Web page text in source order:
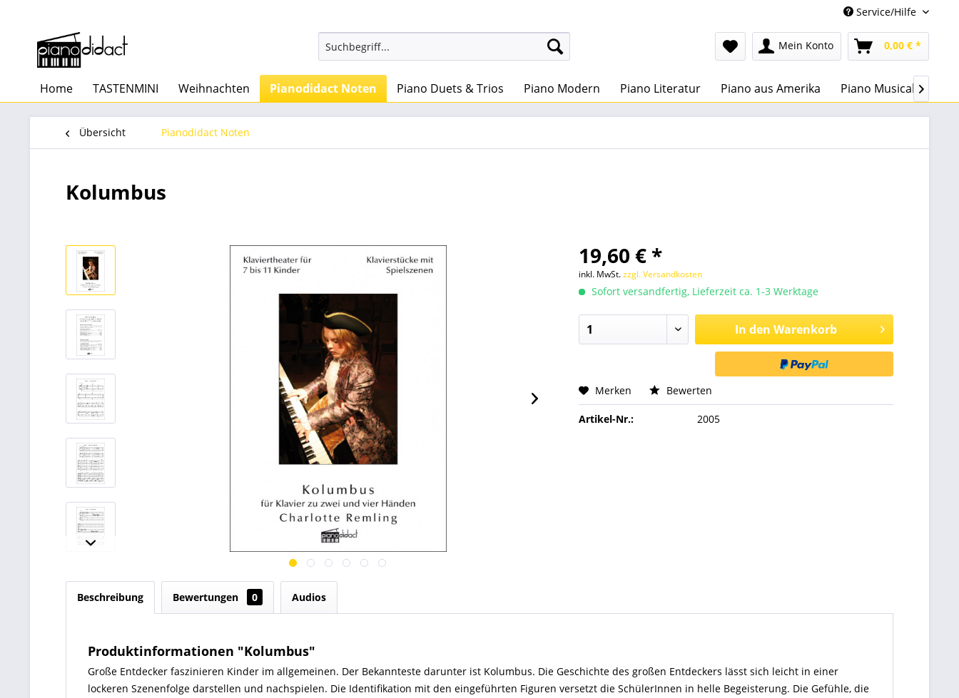
Service/Hilfe
Mein Konto 0,00 € *
Home TASTENMINI Weihnachten Pianodidact Noten Piano Duets & Trios Piano Modern Piano Literatur Piano aus Amerika Piano Musical 
Übersicht Pianodidact Noten
Kolumbus
19,60 € *
inkl. MwSt.zzgl. Versandkosten
Sofort versandfertig, Lieferzeit ca. 1-3 Werktage
In den Warenkorb
Merken Bewerten
Artikel-Nr.: 2005
Beschreibung Bewertungen 0 Audios
Produktinformationen "Kolumbus"
Große Entdecker faszinieren Kinder im allgemeinen. Der Bekannteste darunter ist Kolumbus. Die Geschichte des großen Entdeckers lässt sich leicht in einer
lockeren Szenenfolge darstellen und nachspielen. Die Identifikation mit den eingeführten Figuren versetzt die SchülerInnen in helle Begeisterung. Die Gefühle, die